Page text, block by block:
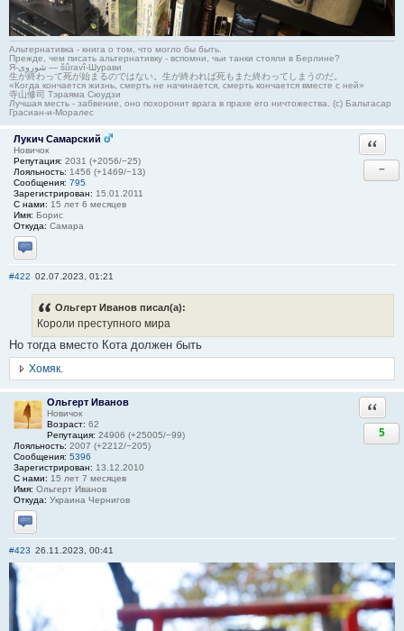
Альтернативка - книга о том, что могло бы быть.
Прежде, чем писать альтернативку - вспомни, чьи танки стояли в Берлине?
Я-شوروی — šûravî-Шурави
生が終わって死が始まるのではない。生が終われば死もまた終わってしまうのだ。
«Когда кончается жизнь, смерть не начинается, смерть кончается вместе с ней»
寺山修司 Тэраяма Сюудзи
Лучшая месть - забвение, оно похоронит врага в прахе его ничтожества. (с) Бальтасар
Грасиан-и-Моралес
Лукич Самарский
Новичок
Репутация: 2031 (+2056/−25)
Лояльность: 1456 (+1469/−13)
Сообщения: 795
Зарегистрирован: 15.01.2011
С нами: 15 лет 6 месяцев
Имя: Борис
Откуда: Самара
Отправить личное сообщение
−
#422 02.07.2023, 01:21
Ольгерт Иванов писал(а):
Короли преступного мира
Но тогда вместо Кота должен быть
Хомяк.
Ольгерт Иванов
Новичок
Возраст: 62
Репутация: 24906 (+25005/−99)
Лояльность: 2007 (+2212/−205)
Сообщения: 5396
Зарегистрирован: 13.12.2010
С нами: 15 лет 7 месяцев
Имя: Ольгерт Иванов
Откуда: Украина Чернигов
Отправить личное сообщение
5
#423 26.11.2023, 00:41